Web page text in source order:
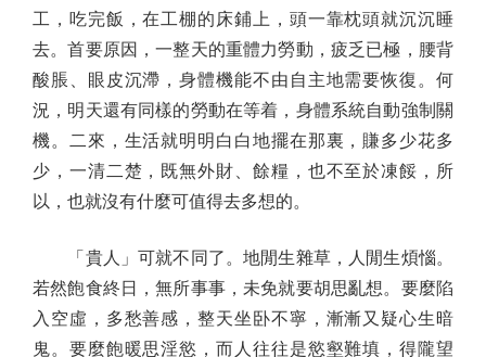
工，吃完飯，在工棚的床鋪上，頭一靠枕頭就沉沉睡
去。首要原因，一整天的重體力勞動，疲乏已極，腰背
酸脹、眼皮沉滯，身體機能不由自主地需要恢復。何
況，明天還有同樣的勞動在等着，身體系統自動強制關
機。二來，生活就明明白白地擺在那裏，賺多少花多
少，一清二楚，既無外財、餘糧，也不至於凍餒，所
以，也就沒有什麼可值得去多想的。
「貴人」可就不同了。地閒生雜草，人閒生煩惱。
若然飽食終日，無所事事，未免就要胡思亂想。要麼陷
入空虛，多愁善感，整天坐卧不寧，漸漸又疑心生暗
鬼。要麼飽暖思淫慾，而人往往是慾壑難填，得隴望